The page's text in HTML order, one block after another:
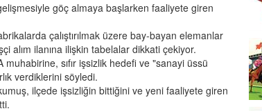
göç almaya başlarken faaliyete giren
çalıştırılmak üzere bay-bayan elemanlar
alım ilanına ilişkin tabelalar dikkati çekiyor.
sıfır işsizlik hedefi ve "sanayi üssü
verdiklerini söyledi.
ilçede işsizliğin bittiğini ve yeni faaliyete giren